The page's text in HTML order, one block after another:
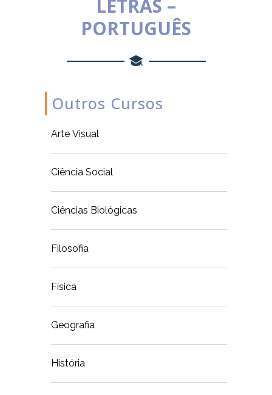
LETRAS –
PORTUGUÊS
Outros Cursos
Arte Visual
Ciência Social
Ciências Biológicas
Filosofia
Física
Geografia
História